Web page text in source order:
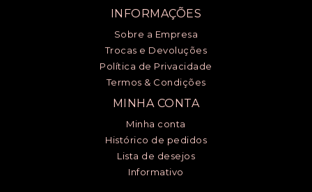
INFORMAÇÕES
Sobre a Empresa
Trocas e Devoluções
Política de Privacidade
Termos & Condições
MINHA CONTA
Minha conta
Histórico de pedidos
Lista de desejos
Informativo